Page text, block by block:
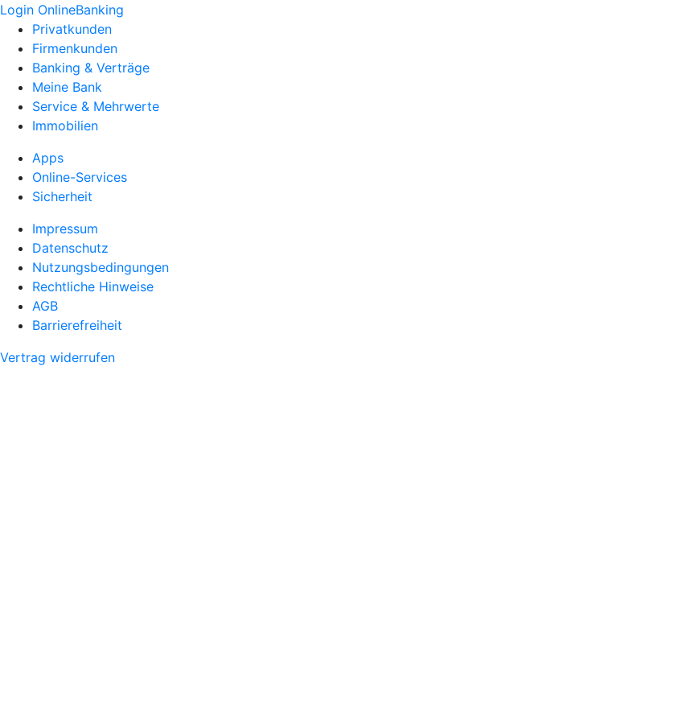
Login OnlineBanking
Privatkunden
Firmenkunden
Banking & Verträge
Meine Bank
Service & Mehrwerte
Immobilien
Apps
Online-Services
Sicherheit
Impressum
Datenschutz
Nutzungsbedingungen
Rechtliche Hinweise
AGB
Barrierefreiheit
Vertrag widerrufen